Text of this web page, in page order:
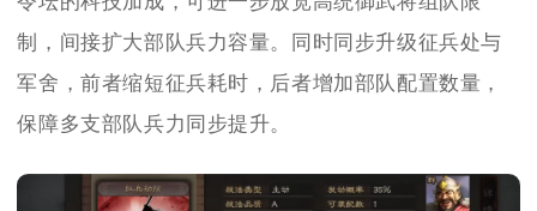
制，间接扩大部队兵力容量。同时同步升级征兵处与
军舍，前者缩短征兵耗时，后者增加部队配置数量，
保障多支部队兵力同步提升。